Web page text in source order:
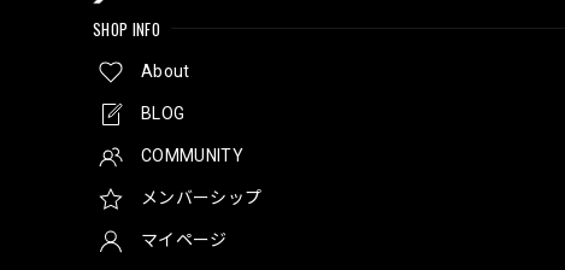
SHOP INFO
About
BLOG
COMMUNITY
メンバーシップ
マイページ